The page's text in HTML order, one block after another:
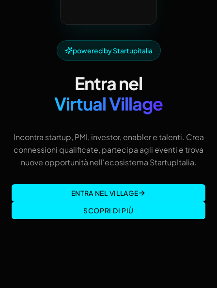
powered by Startupitalia
Entra nel
Virtual Village
Incontra startup, PMI, investor, enabler e talenti. Crea
connessioni qualificate, partecipa agli eventi e trova
nuove opportunità nell'ecosistema StartupItalia.
ENTRA NEL VILLAGE
SCOPRI DI PIÙ